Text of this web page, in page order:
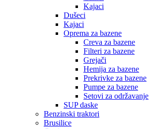
Kajaci
Dušeci
Kajaci
Oprema za bazene
Creva za bazene
Filteri za bazene
Grejači
Hemija za bazene
Prekrivke za bazene
Pumpe za bazene
Setovi za održavanje
SUP daske
Benzinski traktori
Brusilice